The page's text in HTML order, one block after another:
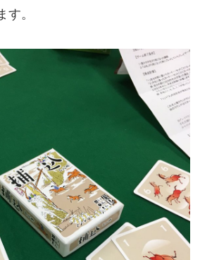
。